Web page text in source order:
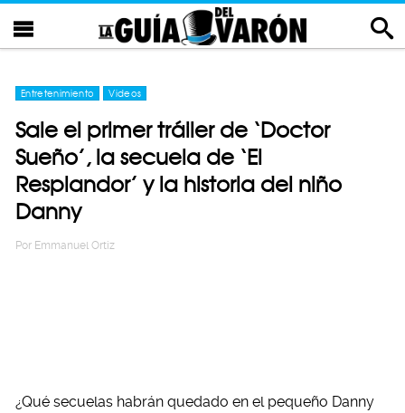
Entretenimiento Videos
Sale el primer tráiler de ‘Doctor
Sueño’, la secuela de ‘El
Resplandor’ y la historia del niño
Danny
Por Emmanuel Ortiz
¿Qué secuelas habrán quedado en el pequeño Danny